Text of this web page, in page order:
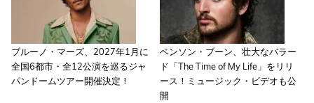
ブルーノ・マーズ、2027年1月に
全国6都市・全12公演を巡るジャ
パンドームツアー開催決定！
ベンソン・ブーン、壮大なバラー
ド「The Time of My Life」をリリ
ース！ミュージック・ビデオも公
開